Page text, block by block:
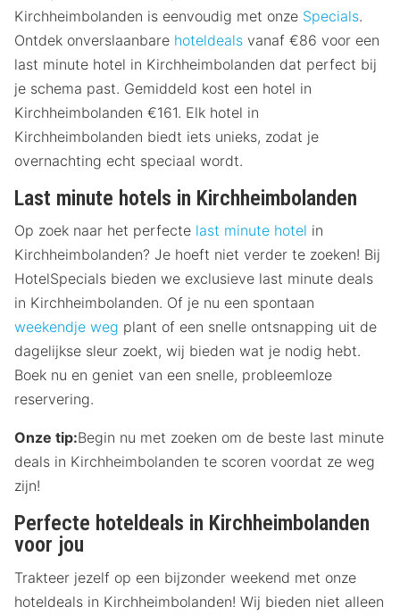
Kirchheimbolanden is eenvoudig met onze Specials.
Ontdek onverslaanbare hoteldeals vanaf €86 voor een
last minute hotel in Kirchheimbolanden dat perfect bij
je schema past. Gemiddeld kost een hotel in
Kirchheimbolanden €161. Elk hotel in
Kirchheimbolanden biedt iets unieks, zodat je
overnachting echt speciaal wordt.
Last minute hotels in Kirchheimbolanden
Op zoek naar het perfecte last minute hotel in
Kirchheimbolanden? Je hoeft niet verder te zoeken! Bij
HotelSpecials bieden we exclusieve last minute deals
in Kirchheimbolanden. Of je nu een spontaan
weekendje weg plant of een snelle ontsnapping uit de
dagelijkse sleur zoekt, wij bieden wat je nodig hebt.
Boek nu en geniet van een snelle, probleemloze
reservering.
Onze tip:Begin nu met zoeken om de beste last minute
deals in Kirchheimbolanden te scoren voordat ze weg
zijn!
Perfecte hoteldeals in Kirchheimbolanden
voor jou
Trakteer jezelf op een bijzonder weekend met onze
hoteldeals in Kirchheimbolanden! Wij bieden niet alleen